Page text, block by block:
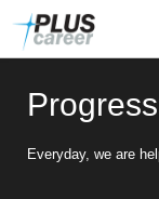
Everyday, we are